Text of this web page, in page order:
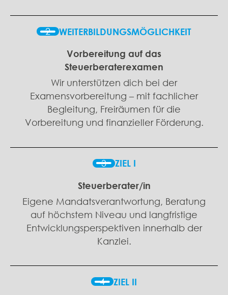
2
WEITERBILDUNGSMÖGLICHKEIT
Vorbereitung auf das
Steuerberaterexamen
Wir unterstützen dich bei der
Examensvorbereitung – mit fachlicher
Begleitung, Freiräumen für die
Vorbereitung und finanzieller Förderung.
3
ZIEL I
Steuerberater/in
Eigene Mandatsverantwortung, Beratung
auf höchstem Niveau und langfristige
Entwicklungsperspektiven innerhalb der
Kanzlei.
4
ZIEL II